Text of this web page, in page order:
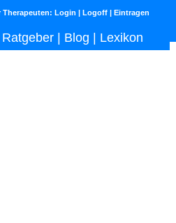
Therapeuten: Login | Logoff | Eintragen
Ratgeber Blog Lexikon